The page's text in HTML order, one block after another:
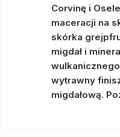
Corvinę i
maceracji na
skórka
migdał i
wytrawny
migdałową.